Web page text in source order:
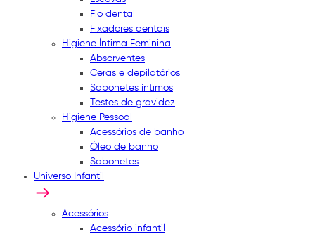
Fio dental
Fixadores dentais
Higiene Íntima Feminina
Absorventes
Ceras e depilatórios
Sabonetes íntimos
Testes de gravidez
Higiene Pessoal
Acessórios de banho
Óleo de banho
Sabonetes
Universo Infantil
Acessórios
Acessório infantil